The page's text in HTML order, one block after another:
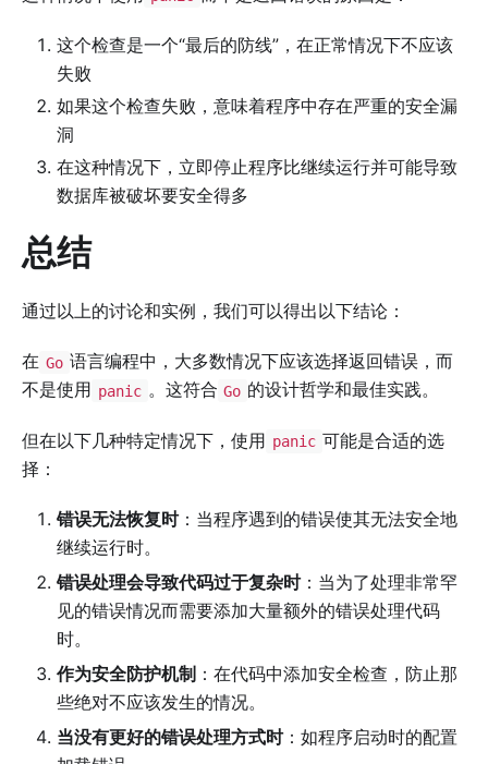
这个检查是一个“最后的防线”，在正常情况下不应该
失败
如果这个检查失败，意味着程序中存在严重的安全漏
洞
在这种情况下，立即停止程序比继续运行并可能导致
数据库被破坏要安全得多
总结
通过以上的讨论和实例，我们可以得出以下结论：
在 Go 语言编程中，大多数情况下应该选择返回错误，而
不是使用 panic 。这符合 Go 的设计哲学和最佳实践。
但在以下几种特定情况下，使用 panic 可能是合适的选
择：
错误无法恢复时：当程序遇到的错误使其无法安全地
继续运行时。
错误处理会导致代码过于复杂时：当为了处理非常罕
见的错误情况而需要添加大量额外的错误处理代码
时。
作为安全防护机制 ：在代码中添加安全检查，防止那
些绝对不应该发生的情况。
当没有更好的错误处理方式时：如程序启动时的配置